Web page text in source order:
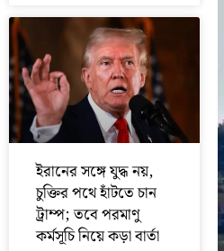
ইরানের সঙ্গে যুদ্ধ নয়,
চুক্তির পথে হাঁটতে চান
ট্রাম্প; তবে পরমাণু
কর্মসূচি নিয়ে কড়া বার্তা